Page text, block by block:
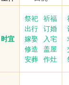
时宜
祭祀
祈福
出行
订婚
嫁娶
入宅
修造
盖屋
安葬
作灶